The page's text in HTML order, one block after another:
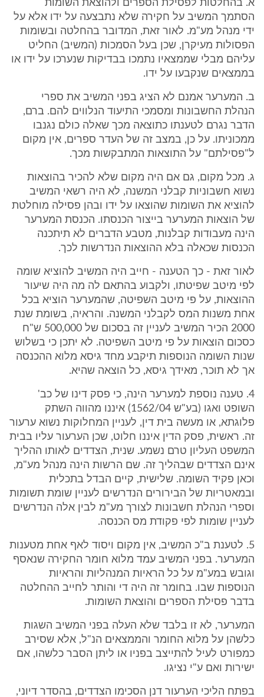
א. בהחלטות לפסילת הספרים ולהוצאת השומות
הסתמך המשיב על חקירה שלא נתבצעה על ידו אלא על
ידי מנהל מע"מ. לאור זאת, המדובר בהחלטה ובשומות
הפסולות מעיקרן, שכן בעל הסמכות (המשיב) החליט
עליהם מבלי שממצאיו נתמכו בבדיקות שנערכו על ידו או
בממצאים שנקבעו על ידו.
ב. המערער אמנם לא הציג בפני המשיב את ספרי
הנהלת החשבונות ומסמכי התיעוד הנלווים להם. ברם,
הדבר נגרם לטענתו כתוצאה מכך שאלה כולם נגנבו
ממכוניתו. על כן, במצב זה של העדר ספרים, אין מקום
ל"פסילתם" על התוצאות המתבקשות מכך.
ג. מכל מקום, גם אם היה מקום שלא להכיר בהוצאות
נשוא חשבוניות קבלני המשנה, לא היה רשאי המשיב
להוציא את השומות שהוצאו על ידו ובהן פסילה מוחלטת
של הוצאות המערער בייצור הכנסתו. הכנסת המערער
הינה מעבודות קבלנות, מטבע הדברים לא תיתכנה
הכנסות שכאלה בלא ההוצאות הנדרשות לכך.
לאור זאת - כך הטענה - חייב היה המשיב להוציא שומה
לפי מיטב שפיטתו, ולקבוע בהתאם לה מה היה שיעור
ההוצאות, על פי מיטב השפיטה, שהמערער הוציא בכל
אחת משנות המס לקבלני המשנה. והראיה, בשומת שנת
2000 הכיר המשיב לעניין זה בסכום של 500,000 ש"ח
כסכום הוצאות על פי מיטב השפיטה. לא יתכן כי בשלוש
שנות השומה הנוספות תיקבע מחד גיסא מלוא ההכנסה
אך לא תוכר, מאידך גיסא, כל הוצאה שהיא.
4. טענה נוספת למערער הינה, כי פסק דינו של כב'
השופט ואגו (בע"ש 1562/04) איננו מהווה השתק
פלוגתא, או מעשה בית דין, לעניין המחלוקות נשוא ערעור
זה. ראשית, פסק הדין איננו חלוט, שכן הערעור עליו בבית
המשפט העליון טרם נשמע. שנית, הצדדים לאותו ההליך
אינם הצדדים שבהליך זה. שם הרשות הינה מנהל מע"מ,
וכאן פקיד השומה. שלישית, קיים הבדל בתכלית
ובמאטריות של הבירורים הנדרשים לעניין שומת תשומות
וספרי הנהלת חשבונות לצורך מע"מ לבין אלה הנדרשים
לעניין שומות לפי פקודת מס הכנסה.
5. לטענת ב"כ המשיב, אין מקום ויסוד לאף אחת מטענות
המערער. בפני המשיב עמד מלוא חומר החקירה שנאסף
וגובש במע"מ על כל הראיות המנהליות והראיות
הנוספות שבו. בחומר זה היה די והותר לחייב ההחלטה
בדבר פסילת הספרים והוצאת השומות.
המערער, לא זו בלבד שלא העלה בפני המשיב השגות
כלשהן על מלוא החומר והממצאים הנ"ל, אלא שסירב
כמפורט לעיל להתייצב בפניו או ליתן הסבר כלשהו, אם
ישירות ואם ע"י נציגו.
בפתח הליכי הערעור דנן הסכימו הצדדים, בהסדר דיוני,